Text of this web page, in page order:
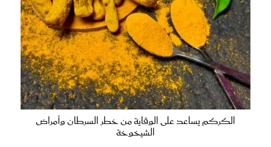
الكركم يساعد على الوقاية من خطر السرطان وأمراض
الشيخوخة